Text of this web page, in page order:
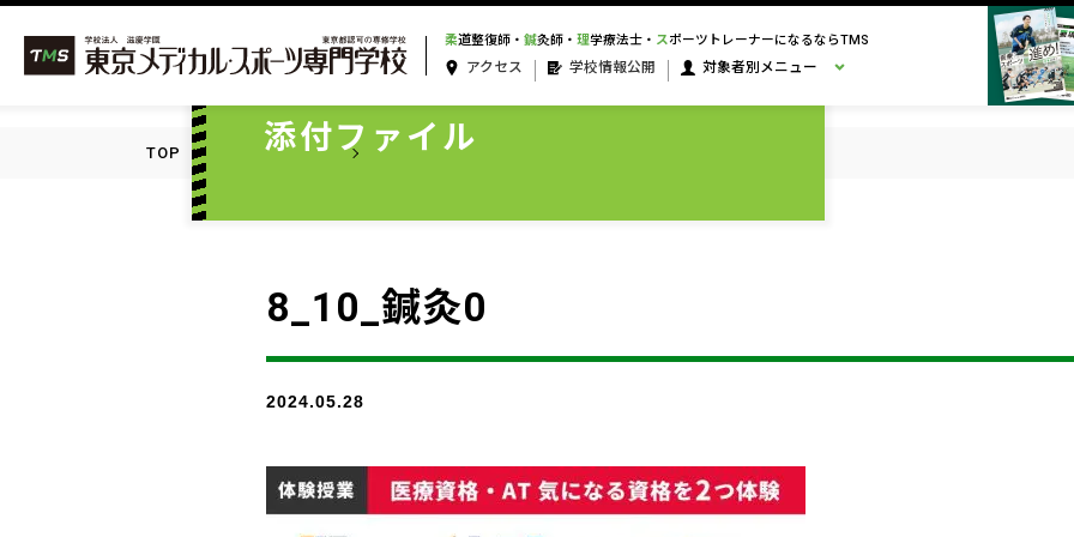
柔道整復師・ 鍼灸師・ 理学療法士・ スポーツトレーナーになるならTMS
アクセス 学校情報公開 対象者別メニュー
添付ファイル
TOP 添付ファイル一覧 8_10_鍼灸0
8_10_鍼灸0
2024.05.28